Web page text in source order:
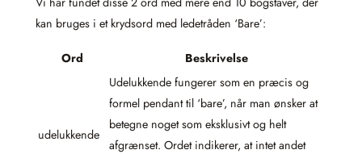
kan bruges i et krydsord med ledetråden ‘Bare’:
Ord Beskrivelse
udelukkende
Udelukkende fungerer som en præcis og
formel pendant til ‘bare’, når man ønsker at
betegne noget som eksklusivt og helt
afgrænset. Ordet indikerer, at intet andet